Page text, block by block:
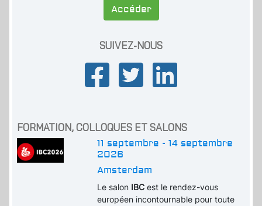
Accéder
SUIVEZ-NOUS
FORMATION, COLLOQUES ET SALONS
11 septembre - 14 septembre
2026
Amsterdam
Le salon IBCest le rendez-vous
européen incontournable pour toute